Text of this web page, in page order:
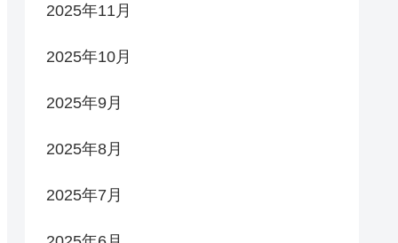
2025年11月
2025年10月
2025年9月
2025年8月
2025年7月